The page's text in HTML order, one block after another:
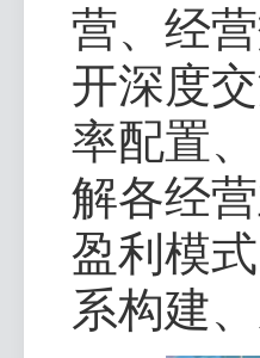
营、经
开深度
率配置
解各经
盈利模
系构建